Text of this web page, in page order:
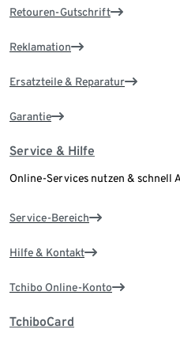
Retouren-Gutschrift
Reklamation
Ersatzteile & Reparatur
Garantie
Service & Hilfe
Online-Services nutzen & schnell
Service-Bereich
Hilfe & Kontakt
Tchibo Online-Konto
TchiboCard